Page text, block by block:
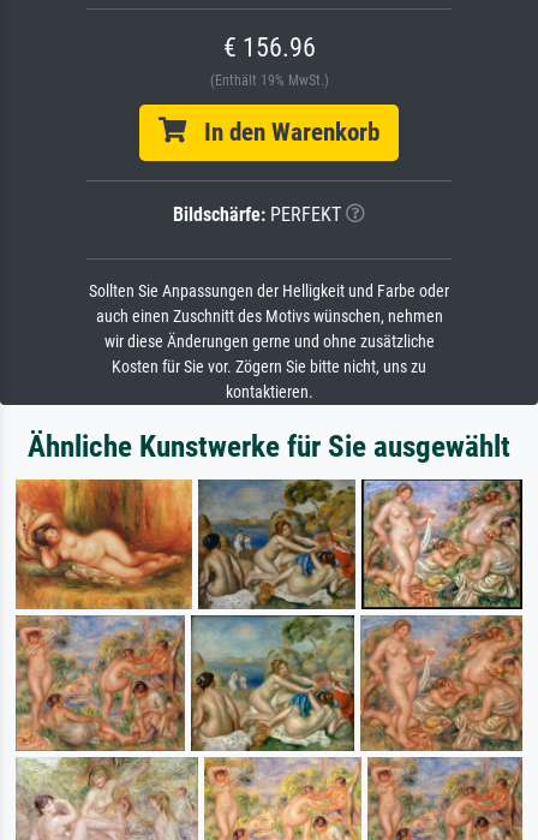
€ 156.96
(Enthält 19% MwSt.)
In den Warenkorb
Bildschärfe: PERFEKT
Sollten Sie Anpassungen der Helligkeit und Farbe oder
auch einen Zuschnitt des Motivs wünschen, nehmen
wir diese Änderungen gerne und ohne zusätzliche
Kosten für Sie vor. Zögern Sie bitte nicht, uns zu
kontaktieren.
Ähnliche Kunstwerke für Sie ausgewählt